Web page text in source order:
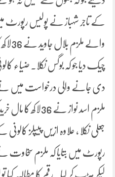
کے تاجر شہباز نے پولیس رپورٹ
والے
چیک دیا جو کہ بوگس نکلا۔ ضیاء
دی جانے والی درخواست میں
ملزم اسد نواز نے
جعلی نکلا ، علاوہ ازیں پیپلز
لیکر ہڑپ کر لیا۔ رقم کا مطالبہ